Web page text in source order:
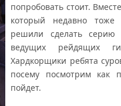
попробовать стоит.
который недавно тоже
решили сделать серию
ведущих рейдящих
Хардкорщики ребята
посему посмотрим как
пойдет.